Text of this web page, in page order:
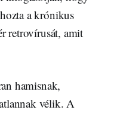
a krónikus
retrovírusát, amit
hamisnak,
vélik. A